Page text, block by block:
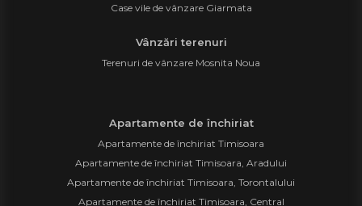
Case vile de vânzare Giarmata
Vânzări terenuri
Terenuri de vânzare Mosnita Noua
Apartamente de închiriat
Apartamente de închiriat Timisoara
Apartamente de închiriat Timisoara, Aradului
Apartamente de închiriat Timisoara, Torontalului
Apartamente de închiriat Timisoara, Central